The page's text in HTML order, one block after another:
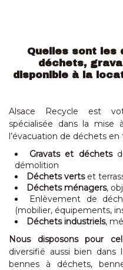
Quelles sont les
déchets,
disponible à la
Alsace Recycle est
spécialisée dans la mise
l’évacuation de déchets en
Gravats et déchets
démolition
Déchets vertset
Déchets ménagers,
Enlèvement de
(mobilier, équipements,
Déchets industriels,
Nous disposons pour
diversifié aussi bien dans
bennes à déchets,